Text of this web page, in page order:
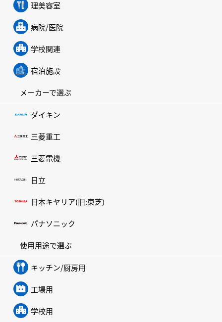
理美容室
病院/医院
学校関連
宿泊施設
メーカーで選ぶ
ダイキン
三菱重工
三菱電機
日立
日本キヤリア(旧:東芝)
パナソニック
使用用途で選ぶ
キッチン/厨房用
工場用
学校用